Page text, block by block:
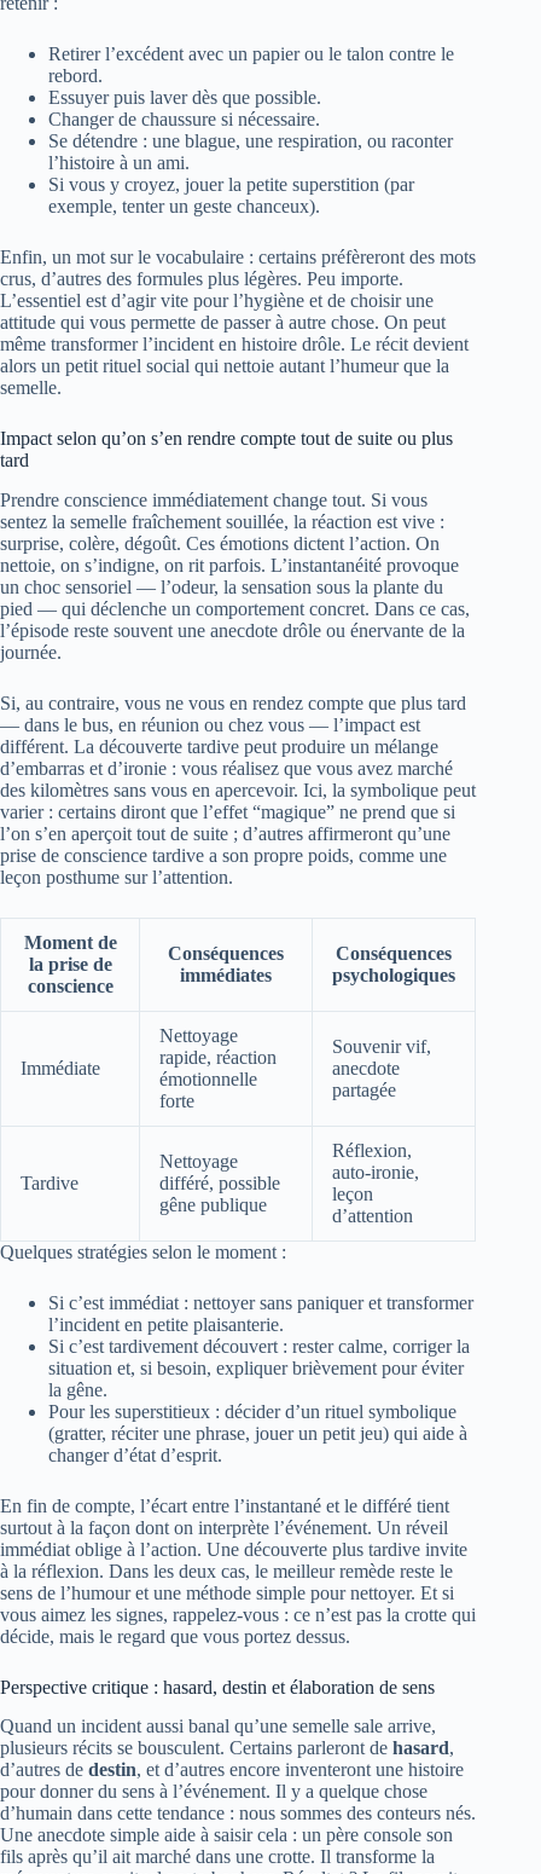
Retirer l’excédent avec un papier ou le talon contre le
rebord.
Essuyer puis laver dès que possible.
Changer de chaussure si nécessaire.
Se détendre : une blague, une respiration, ou raconter
l’histoire à un ami.
Si vous y croyez, jouer la petite superstition (par
exemple, tenter un geste chanceux).
Enfin, un mot sur le vocabulaire : certains préfèreront des mots
crus, d’autres des formules plus légères. Peu importe.
L’essentiel est d’agir vite pour l’hygiène et de choisir une
attitude qui vous permette de passer à autre chose. On peut
même transformer l’incident en histoire drôle. Le récit devient
alors un petit rituel social qui nettoie autant l’humeur que la
semelle.
Impact selon qu’on s’en rendre compte tout de suite ou plus
tard
Prendre conscience immédiatement change tout. Si vous
sentez la semelle fraîchement souillée, la réaction est vive :
surprise, colère, dégoût. Ces émotions dictent l’action. On
nettoie, on s’indigne, on rit parfois. L’instantanéité provoque
un choc sensoriel — l’odeur, la sensation sous la plante du
pied — qui déclenche un comportement concret. Dans ce cas,
l’épisode reste souvent une anecdote drôle ou énervante de la
journée.
Si, au contraire, vous ne vous en rendez compte que plus tard
— dans le bus, en réunion ou chez vous — l’impact est
différent. La découverte tardive peut produire un mélange
d’embarras et d’ironie : vous réalisez que vous avez marché
des kilomètres sans vous en apercevoir. Ici, la symbolique peut
varier : certains diront que l’effet “magique” ne prend que si
l’on s’en aperçoit tout de suite ; d’autres affirmeront qu’une
prise de conscience tardive a son propre poids, comme une
leçon posthume sur l’attention.
Moment de
la prise de
conscience
Conséquences
immédiates
Conséquences
psychologiques
Immédiate
Nettoyage
rapide, réaction
émotionnelle
forte
Souvenir vif,
anecdote
partagée
Tardive
Nettoyage
différé, possible
gêne publique
Réflexion,
auto‑ironie,
leçon
d’attention
Quelques stratégies selon le moment :
Si c’est immédiat : nettoyer sans paniquer et transformer
l’incident en petite plaisanterie.
Si c’est tardivement découvert : rester calme, corriger la
situation et, si besoin, expliquer brièvement pour éviter
la gêne.
Pour les superstitieux : décider d’un rituel symbolique
(gratter, réciter une phrase, jouer un petit jeu) qui aide à
changer d’état d’esprit.
En fin de compte, l’écart entre l’instantané et le différé tient
surtout à la façon dont on interprète l’événement. Un réveil
immédiat oblige à l’action. Une découverte plus tardive invite
à la réflexion. Dans les deux cas, le meilleur remède reste le
sens de l’humour et une méthode simple pour nettoyer. Et si
vous aimez les signes, rappelez‑vous : ce n’est pas la crotte qui
décide, mais le regard que vous portez dessus.
Perspective critique : hasard, destin et élaboration de sens
Quand un incident aussi banal qu’une semelle sale arrive,
plusieurs récits se bousculent. Certains parleront de hasard,
d’autres de destin, et d’autres encore inventeront une histoire
pour donner du sens à l’événement. Il y a quelque chose
d’humain dans cette tendance : nous sommes des conteurs nés.
Une anecdote simple aide à saisir cela : un père console son
fils après qu’il ait marché dans une crotte. Il transforme la